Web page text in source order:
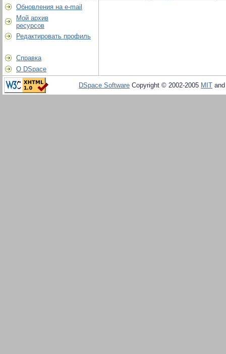
Обновления на e-mail
Мой архив
ресурсов
Редактировать профиль
Справка
О DSpace
DSpace Software Copyright © 2002-2005 MIT